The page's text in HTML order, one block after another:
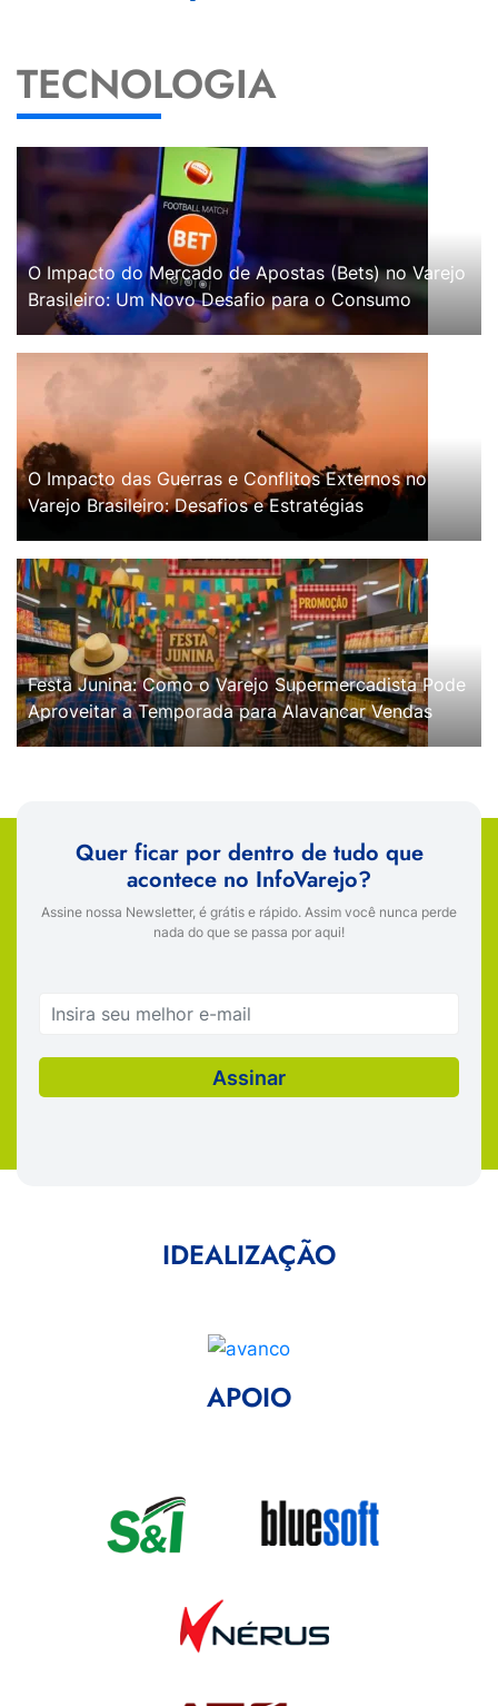
TECNOLOGIA
O Impacto do Mercado de Apostas (Bets) no Varejo
Brasileiro: Um Novo Desafio para o Consumo
O Impacto das Guerras e Conflitos Externos no
Varejo Brasileiro: Desafios e Estratégias
Festa Junina: Como o Varejo Supermercadista Pode
Aproveitar a Temporada para Alavancar Vendas
Quer ficar por dentro de tudo que
acontece no InfoVarejo?
Assine nossa Newsletter, é grátis e rápido. Assim você nunca perde
nada do que se passa por aqui!
IDEALIZAÇÃO
APOIO